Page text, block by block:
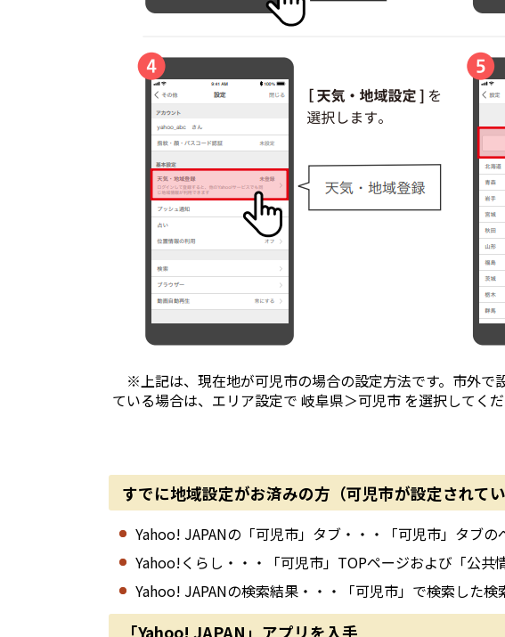
※上記は、現在地が可児市の場合の設定方法です。市外で
ている場合は、エリア設定で 岐阜県＞可児市 を選択してくだ
すでに地域設定がお済みの方（可児市が設定されてい
Yahoo! JAPANの「可児市」タブ・・・「可児市」タブの
Yahoo!くらし・・・「可児市」TOPページおよび「公共
Yahoo! JAPANの検索結果・・・「可児市」で検索した検
「Yahoo! JAPAN」アプリを入手